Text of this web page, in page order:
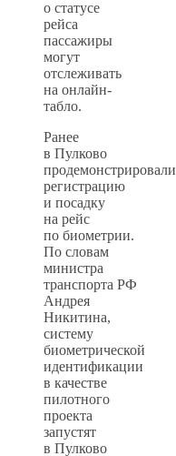
о статусе
рейса
пассажиры
могут
отслеживать
на онлайн-
табло.
Ранее
в Пулково
продемонстрировали
регистрацию
и посадку
на рейс
по биометрии.
По словам
министра
транспорта РФ
Андрея
Никитина,
систему
биометрической
идентификации
в качестве
пилотного
проекта
запустят
в Пулково